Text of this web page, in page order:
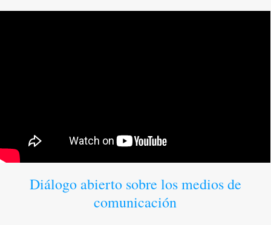
Diálogo abierto sobre los medios de
comunicación